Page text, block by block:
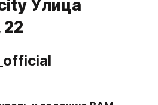
​Улица
22